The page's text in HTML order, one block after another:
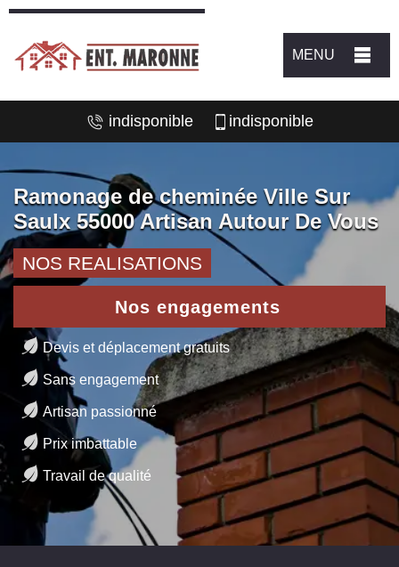
MENU
indisponible indisponible
Ramonage de cheminée Ville Sur
Saulx 55000 Artisan Autour De Vous
NOS REALISATIONS
Nos engagements
Devis et déplacement gratuits
Sans engagement
Artisan passionné
Prix imbattable
Travail de qualité